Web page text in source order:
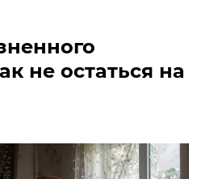
не остаться на